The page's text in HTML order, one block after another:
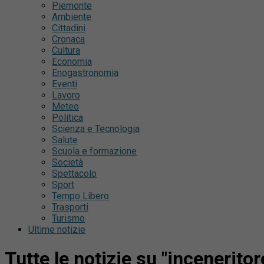
Piemonte
Ambiente
Cittadini
Cronaca
Cultura
Economia
Enogastronomia
Eventi
Lavoro
Meteo
Politica
Scienza e Tecnologia
Salute
Scuola e formazione
Società
Spettacolo
Sport
Tempo Libero
Trasporti
Turismo
Ultime notizie
Tutte le notizie su